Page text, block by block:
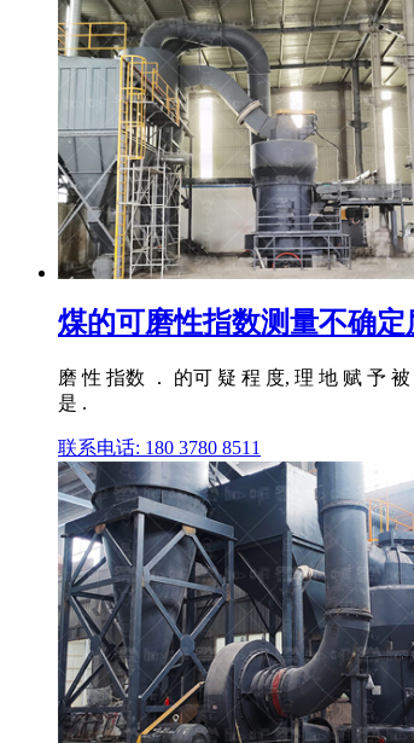
煤的可磨性指数测量不确
磨 性 指数 ． 的可 疑 程 度, 理 地 赋 予
是 .
联系电话: 180 3780 8511